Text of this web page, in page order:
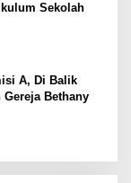
Sekolah
A, Di Balik
Gereja Bethany